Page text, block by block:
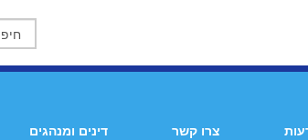
צרו קשר דינים ומנהגים